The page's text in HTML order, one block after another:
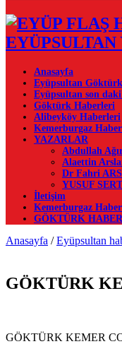
Anasayfa
Eyüpsultan
Eyüpsultan son
Göktürk Haberleri
Alibeyköy Haberleri
Kemerburgaz
YAZARLAR
Abdullah
Alaettin
Dr Fahri
YUSUF SERT
İletişim
Kemerburgaz
GÖKTÜRK
Anasayfa / Eyüpsultan
GÖKTÜRK
GÖKTÜRK KEMER